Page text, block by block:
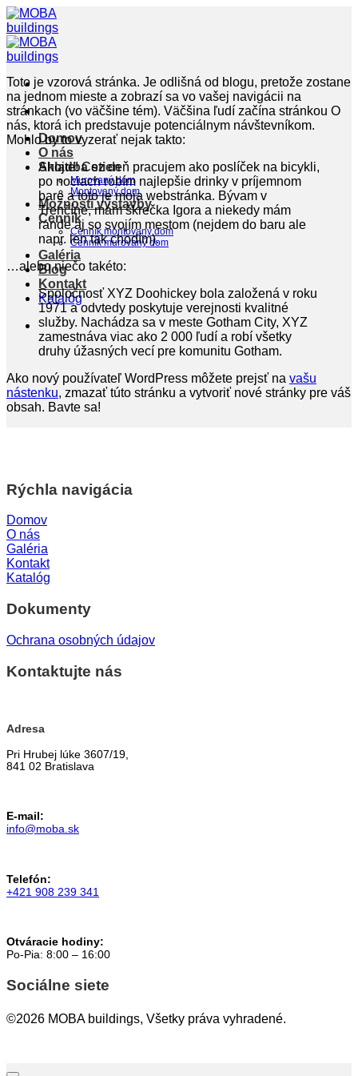
Skip
to
content
Domov
O nás
Skladba stien
Murovaný dom
Montovaný dom
Možnosti výstavby
Cenník
Cenník montovaný dom
Cenník murovaný dom
Galéria
Blog
Kontakt
Katalóg
Toto je vzorová stránka. Je odlišná od blogu, pretože zostane
na jednom mieste a zobrazí sa vo vašej navigácii na
stránkach (vo väčšine tém). Väčšina ľudí začína stránkou O
nás, ktorá ich predstavuje potenciálnym návštevníkom.
Mohlo by to vyzerať nejak takto:
Ahojte! Cez deň pracujem ako poslíček na bicykli,
po nociach robím najlepšie drinky v príjemnom
bare a toto je moja webstránka. Bývam v
Trenčíne, mám škrečka Igora a niekedy mám
rande aj so svojím mestom (nejdem do baru ale
napr. len tak chodím).
…alebo niečo takéto:
Spoločnosť XYZ Doohickey bola založená v roku
1971 a odvtedy poskytuje verejnosti kvalitné
služby. Nachádza sa v meste Gotham City, XYZ
zamestnáva viac ako 2 000 ľudí a robí všetky
druhy úžasných vecí pre komunitu Gotham.
Ako nový používateľ WordPress môžete prejsť na vašu
nástenku, zmazať túto stránku a vytvoriť nové stránky pre váš
obsah. Bavte sa!
Rýchla navigácia
Domov
O nás
Galéria
Kontakt
Katalóg
Dokumenty
Ochrana osobných údajov
Kontaktujte nás
Adresa
Pri Hrubej lúke 3607/19,
841 02 Bratislava
E-mail:
info@moba.sk
Telefón:
+421 908 239 341
Otváracie hodiny:
Po-Pia: 8:00 – 16:00
Sociálne siete
©2026 MOBA buildings, Všetky práva vyhradené.